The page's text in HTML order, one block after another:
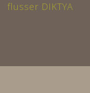
flusser DIKTYA